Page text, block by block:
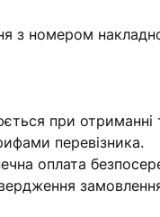
з номером
при отриманні
перевізника.
оплата